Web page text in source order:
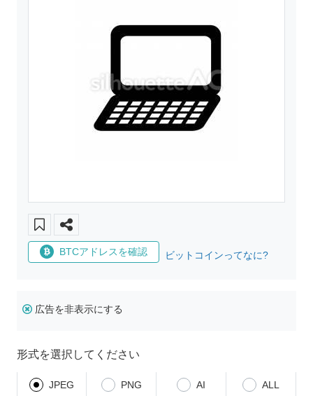
BTCアドレスを確認 ビットコインってなに?
広告を非表示にする
形式を選択してください
JPEG PNG AI ALL